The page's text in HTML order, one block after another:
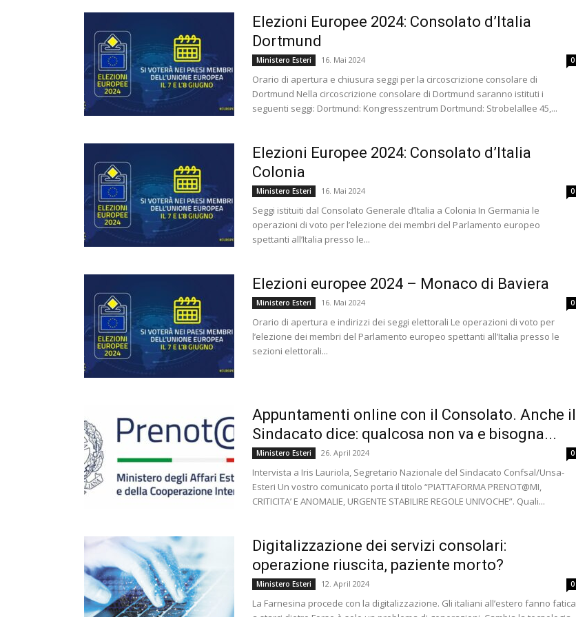
Elezioni Europee 2024: Consolato d’Italia
Dortmund
Ministero Esteri 16. Mai 2024 0
Orario di apertura e chiusura seggi per la circoscrizione consolare di
Dortmund Nella circoscrizione consolare di Dortmund saranno istituti i
seguenti seggi: Dortmund: Kongresszentrum Dortmund: Strobelallee 45,...
Elezioni Europee 2024: Consolato d’Italia
Colonia
Ministero Esteri 16. Mai 2024 0
Seggi istituiti dal Consolato Generale d’Italia a Colonia In Germania le
operazioni di voto per l’elezione dei membri del Parlamento europeo
spettanti all’Italia presso le...
Elezioni europee 2024 – Monaco di Baviera
Ministero Esteri 16. Mai 2024 0
Orario di apertura e indirizzi dei seggi elettorali Le operazioni di voto per
l’elezione dei membri del Parlamento europeo spettanti all’Italia presso le
sezioni elettorali...
Appuntamenti online con il Consolato. Anche il
Sindacato dice: qualcosa non va e bisogna...
Ministero Esteri 26. April 2024 0
Intervista a Iris Lauriola, Segretario Nazionale del Sindacato Confsal/Unsa-
Esteri Un vostro comunicato porta il titolo “PIATTAFORMA PRENOT@MI,
CRITICITA’ E ANOMALIE, URGENTE STABILIRE REGOLE UNIVOCHE”. Quali...
Digitalizzazione dei servizi consolari:
operazione riuscita, paziente morto?
Ministero Esteri 12. April 2024 0
La Farnesina procede con la digitalizzazione. Gli italiani all’estero fanno fatica